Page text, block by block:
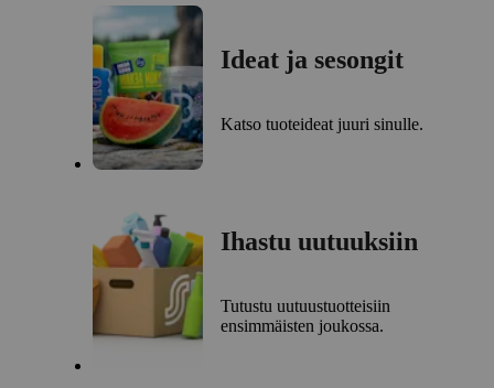
Ideat ja sesongit
Katso tuoteideat juuri sinulle.
Ihastu uutuuksiin
Tutustu uutuustuotteisiin
ensimmäisten joukossa.